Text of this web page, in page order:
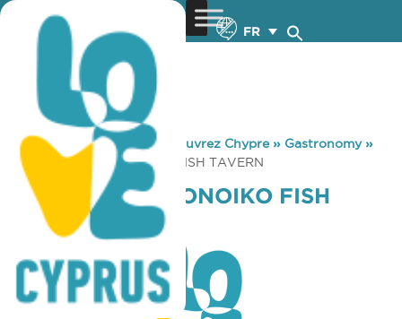
FR
You are here: Home »Découvrez Chypre» Gastronomy»
MARKOS – LEFKONOIKO FISH TAVERN
MARKOS – LEFKONOIKO FISH
TAVERN